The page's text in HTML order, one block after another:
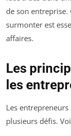
de son entreprise.
surmonter est
affaires.
Les
les
Les
plusieurs défis.